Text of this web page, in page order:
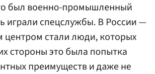
был военно-промышленный
играли спецслужбы. В России —
центром стали люди, которых
стороны это была попытка
преимуществ и даже не